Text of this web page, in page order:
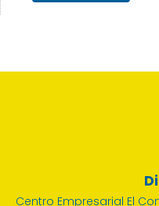
Centro Empresarial El